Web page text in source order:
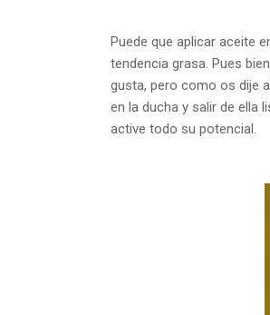
Puede que aplicar aceite
tendencia grasa. Pues
gusta, pero como os dije
en la ducha y salir de ella
active todo su potencial.